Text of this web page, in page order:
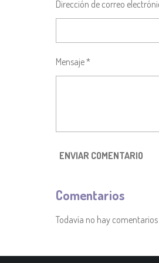
Dirección de correo
Mensaje *
ENVIAR COMENTARIO
Comentarios
Todavía no hay comentarios